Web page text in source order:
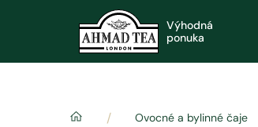
Výhodná
ponuka
/ Ovocné a bylinné čaje